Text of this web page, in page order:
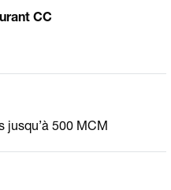
CC
jusqu’à 500 MCM